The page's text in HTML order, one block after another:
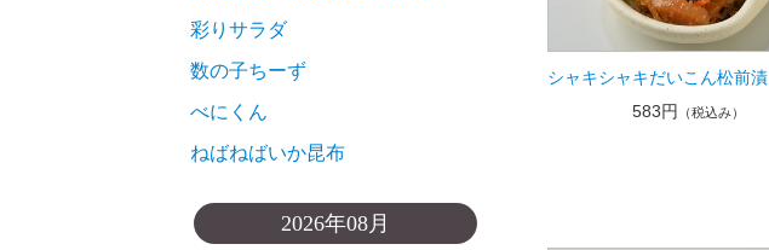
シャキシャキだいこん松前漬
583円
（税込み）
彩りサラダ
数の子ちーず
べにくん
ねばねばいか昆布
2026年08月